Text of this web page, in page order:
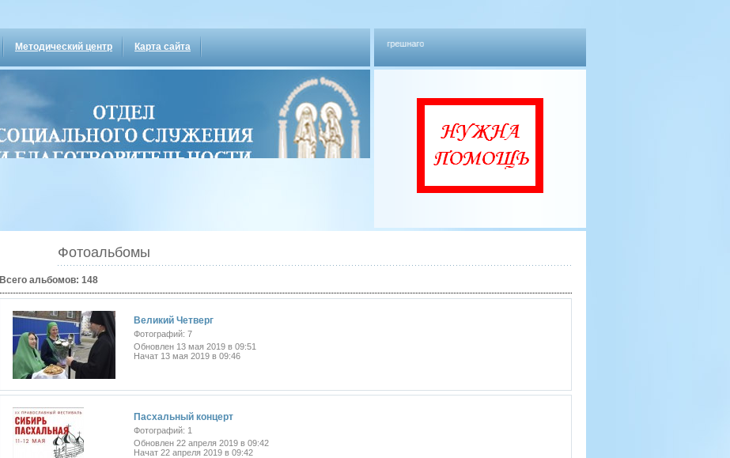
Методический центр Карта сайтаГосподи Иисусе Христе, Сыне Божий, помилуй мя грешнаго
Фотоальбомы
Всего альбомов: 148
Великий Четверг
Фотографий: 7
Обновлен 13 мая 2019 в 09:51
Начат 13 мая 2019 в 09:46
Пасхальный концерт
Фотографий: 1
Обновлен 22 апреля 2019 в 09:42
Начат 22 апреля 2019 в 09:42